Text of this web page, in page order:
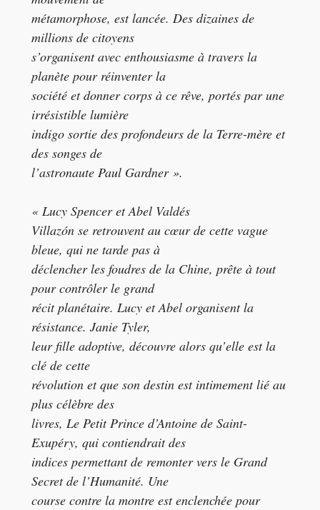
métamorphose, est lancée. Des dizaines de
millions de citoyens
s’organisent avec enthousiasme à travers la
planète pour réinventer la
société et donner corps à ce rêve, portés par une
irrésistible lumière
indigo sortie des profondeurs de la Terre-mère et
des songes de
l’astronaute Paul Gardner ».
« Lucy Spencer et Abel Valdés
Villazón se retrouvent au cœur de cette vague
bleue, qui ne tarde pas à
déclencher les foudres de la Chine, prête à tout
pour contrôler le grand
récit planétaire. Lucy et Abel organisent la
résistance. Janie Tyler,
leur fille adoptive, découvre alors qu’elle est la
clé de cette
révolution et que son destin est intimement lié au
plus célèbre des
livres, Le Petit Prince d’Antoine de Saint-
Exupéry, qui contiendrait des
indices permettant de remonter vers le Grand
Secret de l’Humanité. Une
course contre la montre est enclenchée pour